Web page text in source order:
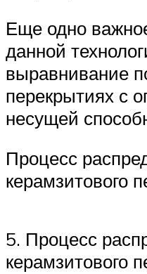
Еще одно
данной
выравнивание
перекрытиях с
несущей
Процесс
керамзитового
5. Процесс
керамзитового